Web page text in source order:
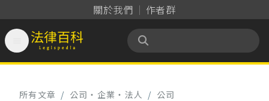
關於我們 作者群
法律百科 Legispedia
所有文章 / 公司‧企業‧法人 / 公司